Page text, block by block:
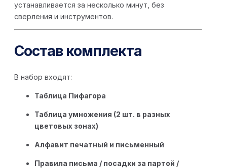
устанавливается за несколько минут, без
сверления и инструментов.
Состав комплекта
В набор входят:
Таблица Пифагора
Таблица умножения (2 шт. в разных
цветовых зонах)
Алфавит печатный и письменный
Правила письма / посадки за партой /